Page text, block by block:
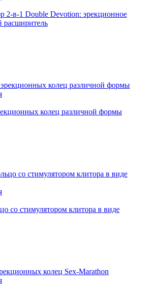
2-в-1 Double Devotion: эрекционное
расширитель
колец различной формы
со стимулятором клитора в виде